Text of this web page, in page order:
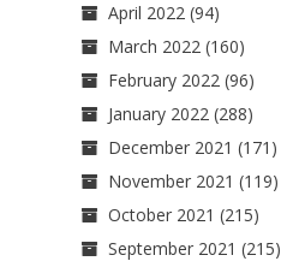
April 2022(94)
March 2022(160)
February 2022(96)
January 2022(288)
December 2021 (171)
November 2021 (119)
October 2021 (215)
September 2021 (215)